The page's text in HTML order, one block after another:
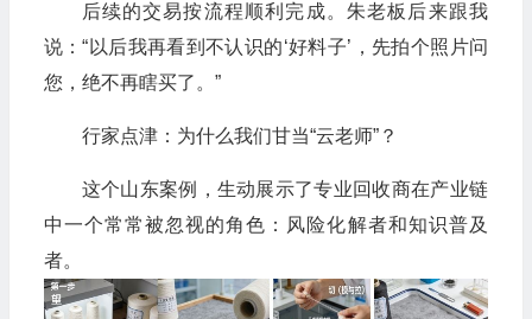
后续的交易按流程顺利完成。朱老板后来跟我
说：“以后我再看到不认识的‘好料子’，先拍个照片问
您，绝不再瞎买了。”
行家点津：为什么我们甘当“云老师”？
这个山东案例，生动展示了专业回收商在产业链
中一个常常被忽视的角色：风险化解者和知识普及
者。